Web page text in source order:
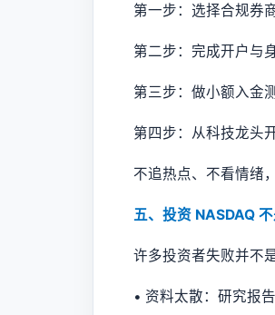
第一步：选择合规券
第二步：完成开户与
第三步：做小额入金
第四步：从科技龙头
不追热点、不看情绪
五、投资 NASDAQ
许多投资者失败并不
• 资料太散：研究报